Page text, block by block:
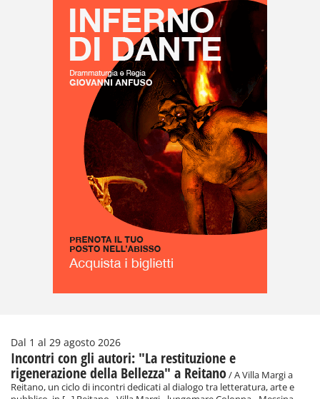
Dal 1 al 29 agosto 2026
Incontri con gli autori: "La restituzione e
rigenerazione della Bellezza" a Reitano/ A Villa Margi a
Reitano, un ciclo di incontri dedicati al dialogo tra letteratura, arte e